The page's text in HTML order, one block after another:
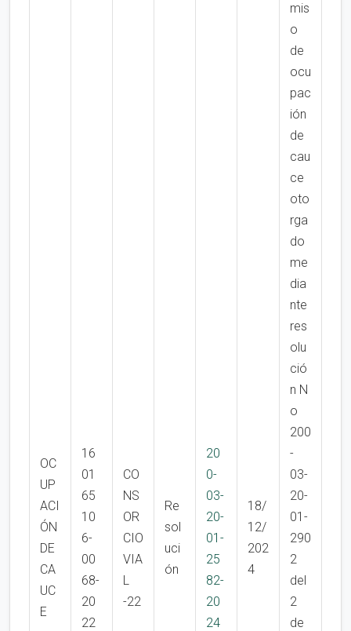
OC
UP
ACI
ÓN
DE
CA
UC
E
16
01
65
10
6-
00
68-
20
22
CO
NS
OR
CIO
VIA
L
-22
Re
sol
uci
ón
20
0-
03-
20-
01-
25
82-
20
24
18/
12/
202
4
mis
o
de
ocu
pac
ión
de
cau
ce
oto
rga
do
me
dia
nte
res
olu
ció
n N
o
200
-
03-
20-
01-
290
2
del
2
de